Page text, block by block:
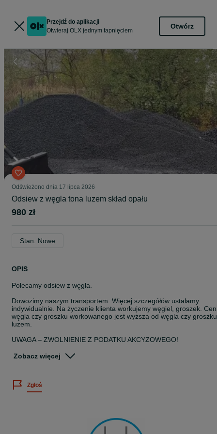
Przejdź do aplikacji
Otwieraj OLX jednym tapnięciem
Otwórz
Odświeżono dnia 17 lipca 2026
Odsiew z węgla tona luzem skład opału
980 zł
Stan: Nowe
OPIS
Polecamy odsiew z węgla.
Dowozimy naszym transportem. Więcej szczegółów ustalamy
indywidualnie. Na życzenie klienta workujemy węgiel, groszek.
węgla czy groszku workowanego jest wyższa od węgla czy groszku
luzem.
UWAGA – ZWOLNIENIE Z PODATKU AKCYZOWEGO!
akcyzowego od dnia 01.01.2019 r. w celu zakupu węgla należy
Podana cena dotyczy osób fizycznych, którzy zakupują węgiel do
swoich gospodarstw domowych oraz podmiotów P.P.W.
podlegających zwolnieniu zostanie doliczona akcyza.
Zobacz więcej
Zgłoś